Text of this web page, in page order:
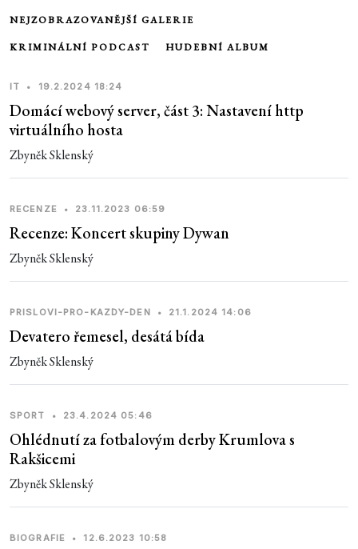
NEJZOBRAZOVANĚJŠÍ GALERIE
KRIMINÁLNÍ PODCAST HUDEBNÍ ALBUM
IT • 19.2.2024 18:24
Domácí webový server, část 3: Nastavení http
virtuálního hosta
Zbyněk Sklenský
RECENZE • 23.11.2023 06:59
Recenze: Koncert skupiny Dywan
Zbyněk Sklenský
PRISLOVI-PRO-KAZDY-DEN • 21.1.2024 14:06
Devatero řemesel, desátá bída
Zbyněk Sklenský
SPORT • 23.4.2024 05:46
Ohlédnutí za fotbalovým derby Krumlova s
Rakšicemi
Zbyněk Sklenský
BIOGRAFIE • 12.6.2023 10:58